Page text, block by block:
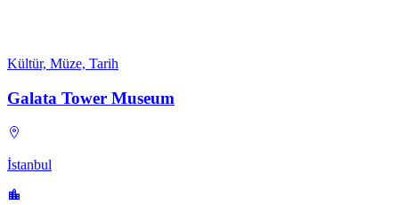
Kültür, Müze, Tarih
Galata Tower Museum
İstanbul